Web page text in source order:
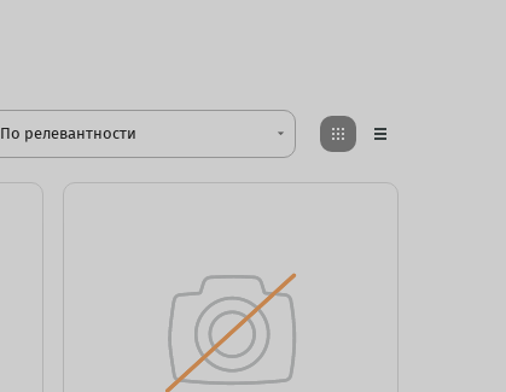
По релевантности arrow_drop_down